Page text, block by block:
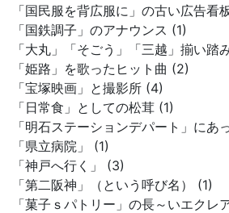
「国民服を背広服に」の古い広告看
「国鉄調子」のアナウンス (1)
「大丸」「そごう」「三越」揃い踏
「姫路」を歌ったヒット曲 (2)
「宝塚映画」と撮影所 (4)
「日常食」としての松茸 (1)
「明石ステーションデパート」にあ
「県立病院」 (1)
「神戸へ行く」 (3)
「第二阪神」（という呼び名） (1)
「菓子ｓパトリー」の長～いエクレ